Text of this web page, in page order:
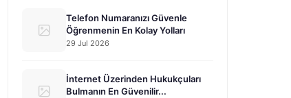
Telefon Numaranızı Güvenle
Öğrenmenin En Kolay Yolları
29 Jul 2026
İnternet Üzerinden Hukukçuları
Bulmanın En Güvenilir...